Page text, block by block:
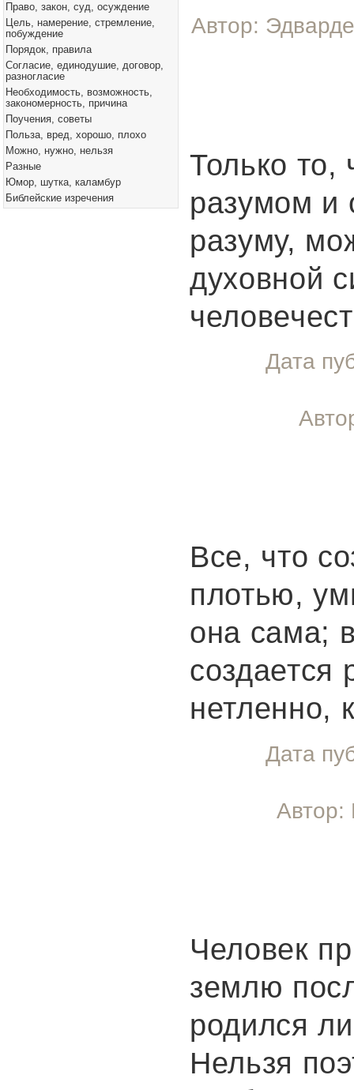
Право, закон, суд, осуждение
Цель, намерение, стремление,
побуждение
Порядок, правила
Согласие, единодушие, договор,
разногласие
Необходимость, возможность,
закономерность, причина
Поучения, советы
Польза, вред, хорошо, плохо
Можно, нужно, нельзя
Разные
Юмор, шутка, каламбур
Библейские изречения
Автор:
Только то,
разумом и
разуму,
духовной
Дата
Все, что
плотью,
она сама;
создается
нетленно,
Дата
Автор:
Человек
землю
родился
Нельзя